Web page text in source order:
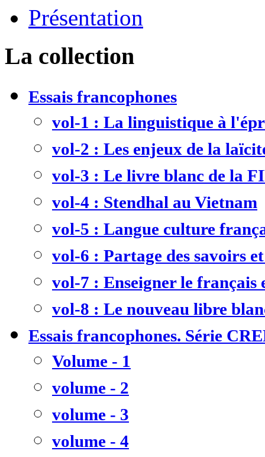
Présentation
La collection
Essais francophones
vol-1 : La linguistique à
vol-2 : Les enjeux de la
vol-3 : Le livre blanc de la
vol-4 : Stendhal au Vietnam
vol-5 : Langue culture
vol-6 : Partage des savoirs
vol-7 : Enseigner le
vol-8 : Le nouveau libre
Essais francophones. Série
Volume - 1
volume - 2
volume - 3
volume - 4